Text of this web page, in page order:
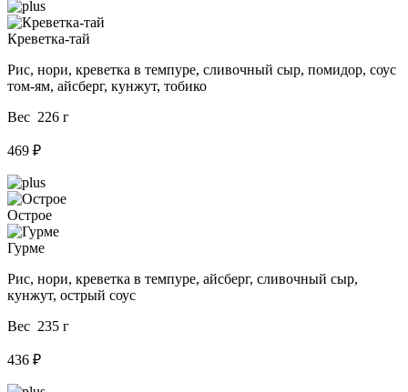
Креветка-тай
Рис, нори, креветка в темпуре, сливочный сыр, помидор, соус
том-ям, айсберг, кунжут, тобико
Вес 226 г
469 ₽
Острое
Гурме
Рис, нори, креветка в темпуре, айсберг, сливочный сыр,
кунжут, острый соус
Вес 235 г
436 ₽